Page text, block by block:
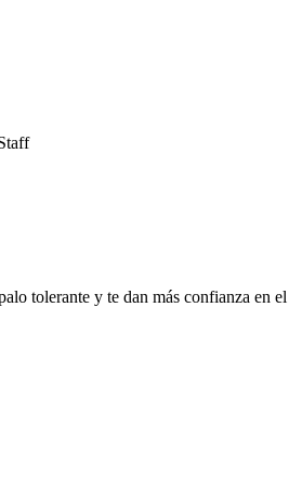
tolerante y te dan más confianza en